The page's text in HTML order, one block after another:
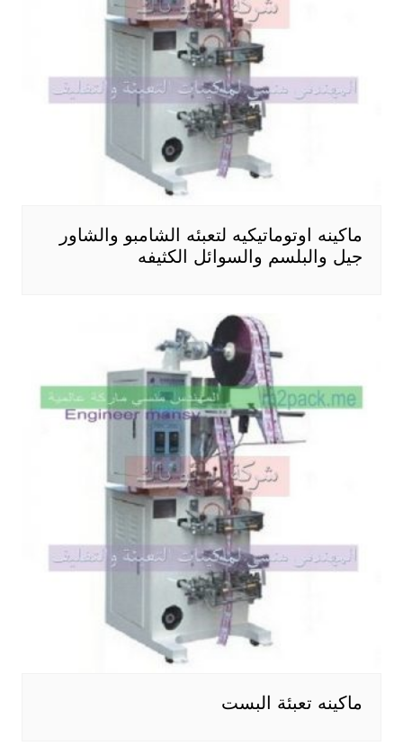
ماكينه اوتوماتيكيه لتعبئه الشامبو والشاور
جيل والبلسم والسوائل الكثيفه
ماكينه تعبئة البست